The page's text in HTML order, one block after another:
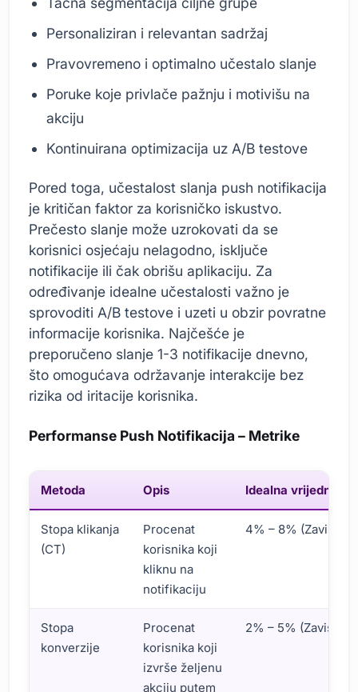
Personaliziran i relevantan sadržaj
Pravovremeno i optimalno učestalo slanje
Poruke koje privlače pažnju i motivišu na
akciju
Kontinuirana optimizacija uz A/B testove
Pored toga, učestalost slanja push notifikacija
je kritičan faktor za korisničko iskustvo.
Prečesto slanje može uzrokovati da se
korisnici osjećaju nelagodno, isključe
notifikacije ili čak obrišu aplikaciju. Za
određivanje idealne učestalosti važno je
sprovoditi A/B testove i uzeti u obzir povratne
informacije korisnika. Najčešće je
preporučeno slanje 1-3 notifikacije dnevno,
što omogućava održavanje interakcije bez
rizika od iritacije korisnika.
Performanse Push Notifikacija – Metrike
Metoda Opis Idealna vrijednost
Stopa klikanja
(CT)
Procenat
korisnika koji
kliknu na
notifikaciju
4% – 8% (Zavisi
Stopa
konverzije
Procenat
korisnika koji
izvrše željenu
akciju putem
2% – 5% (Zavisi od